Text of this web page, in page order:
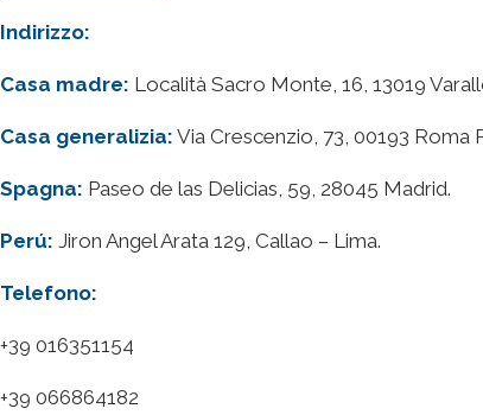
Indirizzo:
Casa madre: Località Sacro Monte, 16, 13019
Casa generalizia: Via Crescenzio, 73, 00193 Roma
Spagna: Paseo de las Delicias, 59, 28045 Madrid.
Perú: Jiron Angel Arata 129, Callao – Lima.
Telefono:
+39 016351154
+39 066864182